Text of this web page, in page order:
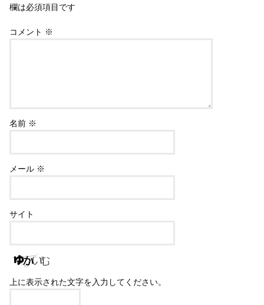
欄は必須項目です
コメント ※
名前 ※
メール ※
サイト
上に表示された文字を入力してください。